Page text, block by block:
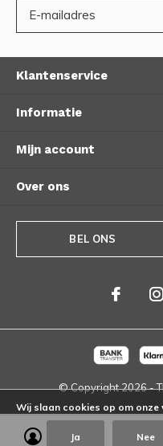
Klantenservice
Informatie
Mijn account
Over ons
BEL ONS
© Copyright2026-
Wij slaan cookies op om
Ja Nee